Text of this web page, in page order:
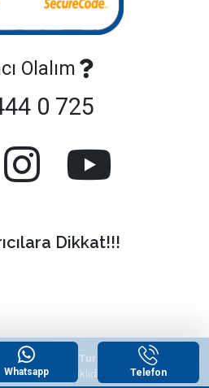
Olalım
0 725
Dikkat!!!
Grup Emlak Tur. Tic. ve San. Ltd. Şti.
Tüm hakları saklıdır.
Whatsapp Telefon